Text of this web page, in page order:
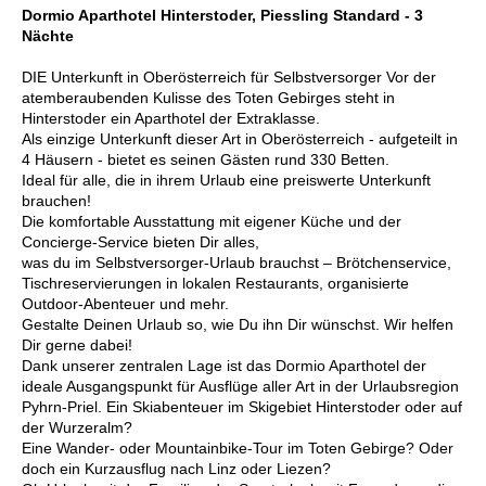
Dormio Aparthotel Hinterstoder, Piessling Standard - 3
Nächte
DIE Unterkunft in Oberösterreich für Selbstversorger Vor der
atemberaubenden Kulisse des Toten Gebirges steht in
Hinterstoder ein Aparthotel der Extraklasse.
Als einzige Unterkunft dieser Art in Oberösterreich - aufgeteilt in
4 Häusern - bietet es seinen Gästen rund 330 Betten.
Ideal für alle, die in ihrem Urlaub eine preiswerte Unterkunft
brauchen!
Die komfortable Ausstattung mit eigener Küche und der
Concierge-Service bieten Dir alles,
was du im Selbstversorger-Urlaub brauchst – Brötchenservice,
Tischreservierungen in lokalen Restaurants, organisierte
Outdoor-Abenteuer und mehr.
Gestalte Deinen Urlaub so, wie Du ihn Dir wünschst. Wir helfen
Dir gerne dabei!
Dank unserer zentralen Lage ist das Dormio Aparthotel der
ideale Ausgangspunkt für Ausflüge aller Art in der Urlaubsregion
Pyhrn-Priel. Ein Skiabenteuer im Skigebiet Hinterstoder oder auf
der Wurzeralm?
Eine Wander- oder Mountainbike-Tour im Toten Gebirge? Oder
doch ein Kurzausflug nach Linz oder Liezen?